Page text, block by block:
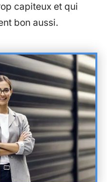
capiteux et qui
bon aussi.